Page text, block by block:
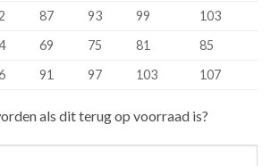
87 93 99
103
69 75 81
85
91 97 103 107
als dit terug op voorraad is?